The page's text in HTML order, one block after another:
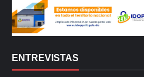
ENTREVISTAS